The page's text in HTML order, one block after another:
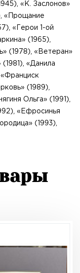
«К. Заслонов»
«Прощание
«Герои 1-ой
(1965),
(1978), «Ветеран»
«Данила
(1989),
Ольга» (1991),
«Ефросинья
(1993),